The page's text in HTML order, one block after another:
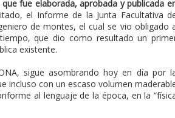
fue elaborada, aprobada y publicada
el Informe de la Junta Facultativa
de montes, el cual se vio obligado
que dio como resultado un
existente.
sigue asombrando hoy en día por
incluso con un escaso volumen
al lenguaje de la época, en la